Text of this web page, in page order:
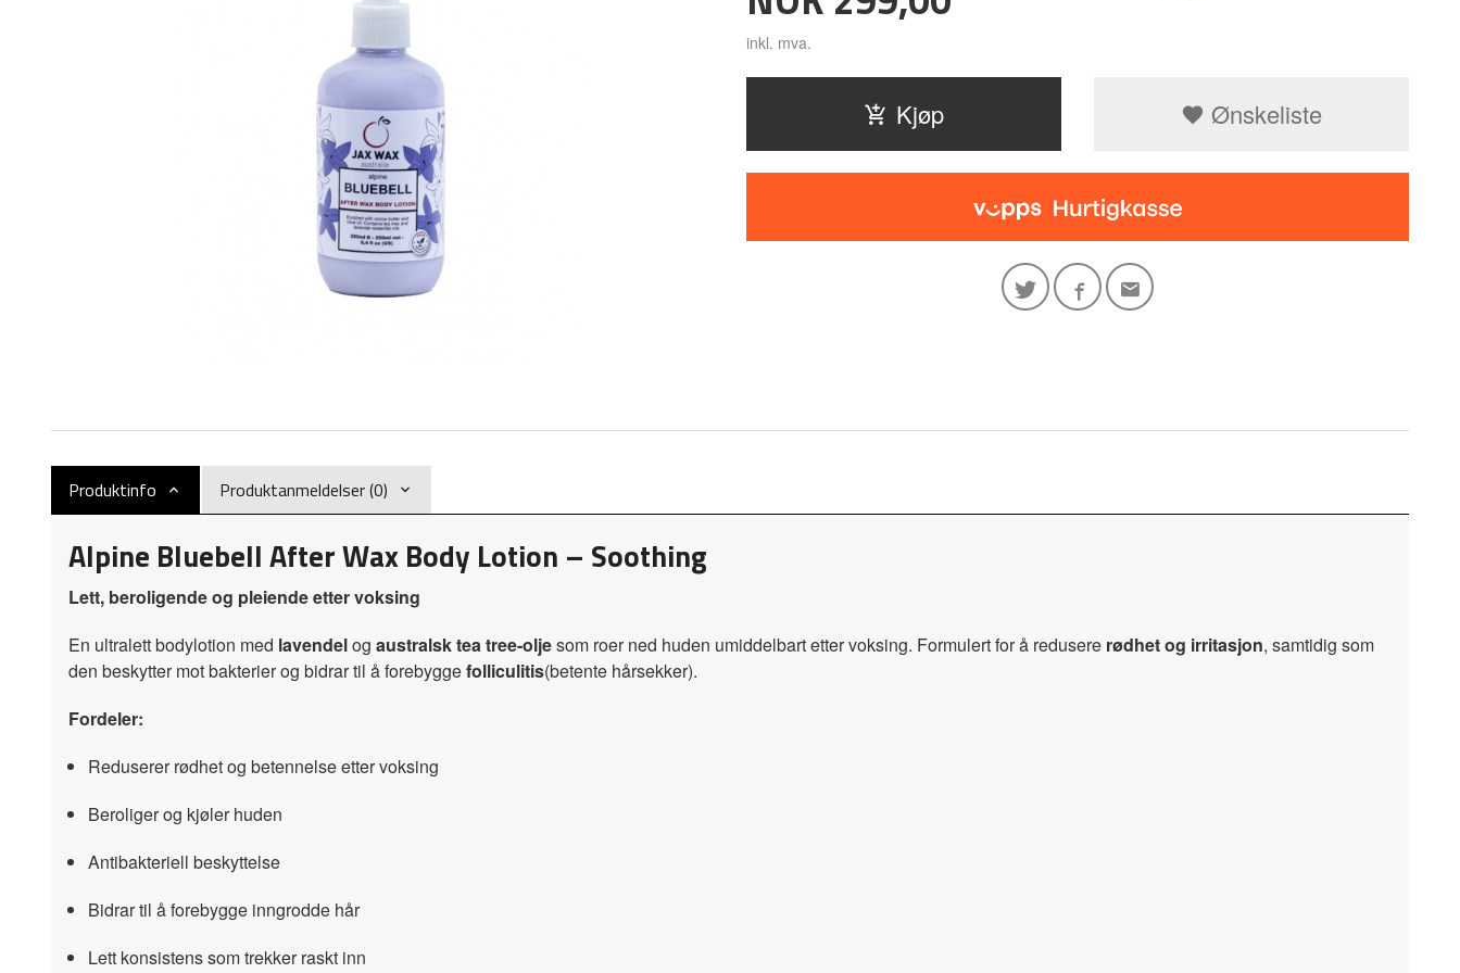
inkl. mva.
Kjøp Ønskeliste
Produktinfo Produktanmeldelser (0)
Alpine Bluebell After Wax Body Lotion – Soothing
Lett, beroligende og pleiende etter voksing
En ultralett bodylotion med lavendelog australsk tea tree-oljesom roer ned huden umiddelbart etter voksing. Formulert for å redusere rødhet og irritasjon, samtidig som
den beskytter mot bakterier og bidrar til å forebyggefolliculitis(betente hårsekker).
Fordeler:
Reduserer rødhet og betennelse etter voksing
Beroliger og kjøler huden
Antibakteriell beskyttelse
Bidrar til å forebygge inngrodde hår
Lett konsistens som trekker raskt inn